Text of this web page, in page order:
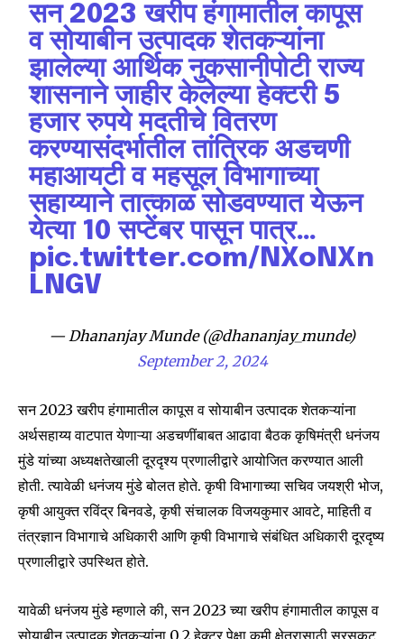
Join our community of
SUBSCRIBERS and be part of the
conversation.
To subscribe, simply enter your email address on our website
or click the subscribe button below. Don't worry, we respect
सन 2023 खरीप हंगामातील कापूस
व सोयाबीन उत्पादक शेतकऱ्यांना
झालेल्या आर्थिक नुकसानीपोटी राज्य
शासनाने जाहीर केलेल्या हेक्टरी 5
हजार रुपये मदतीचे वितरण
करण्यासंदर्भातील तांत्रिक अडचणी
महाआयटी व महसूल विभागाच्या
सहाय्याने तात्काळ सोडवण्यात येऊन
येत्या 10 सप्टेंबर पासून पात्र…
pic.twitter.com/NXoNXn
LNGV
— Dhananjay Munde (@dhananjay_munde)
September 2, 2024
सन 2023 खरीप हंगामातील कापूस व सोयाबीन उत्पादक शेतकऱ्यांना
अर्थसहाय्य वाटपात येणाऱ्या अडचणींबाबत आढावा बैठक कृषिमंत्री धनंजय
मुंडे यांच्या अध्यक्षतेखाली दूरदृश्य प्रणालीद्वारे आयोजित करण्यात आली
होती. त्यावेळी धनंजय मुंडे बोलत होते. कृषी विभागाच्या सचिव जयश्री भोज,
कृषी आयुक्त रविंद्र बिनवडे, कृषी संचालक विजयकुमार आवटे, माहिती व
तंत्रज्ञान विभागाचे अधिकारी आणि कृषी विभागाचे संबंधित अधिकारी दूरदृष्य
प्रणालीद्वारे उपस्थित होते.
यावेळी धनंजय मुंडे म्हणाले की, सन 2023 च्या खरीप हंगामातील कापूस व